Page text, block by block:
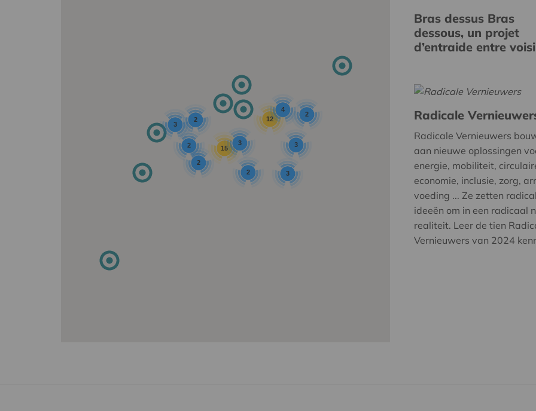
3
3
15
12
3
2
3
2
4
2
2
2
Bras dessus Bras
dessous, un projet
d’entraide entre
Radicale
Radicale Vernieuwers
aan nieuwe oplossingen
energie, mobiliteit,
economie, inclusie, zorg,
voeding ... Ze zetten
ideeën om in een radicaal
realiteit. Leer de tien
Vernieuwers van 2024